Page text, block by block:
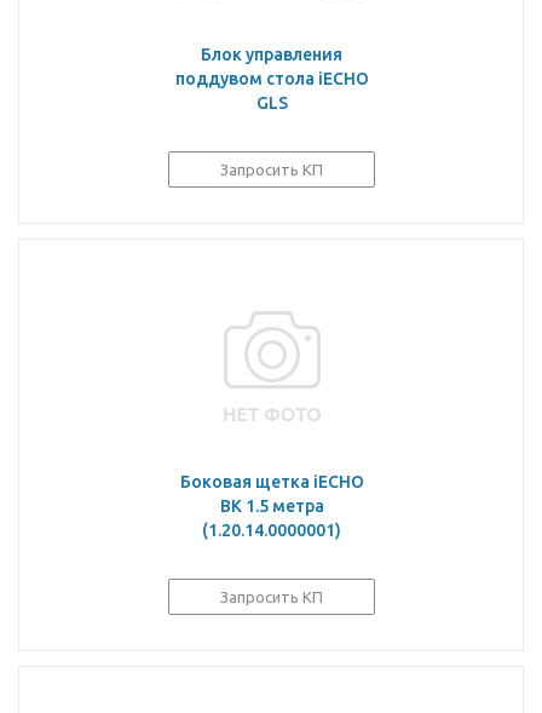
Блок управления
поддувом стола iECHO
GLS
Запросить КП
Боковая щетка iECHO
BK 1.5 метра
(1.20.14.0000001)
Запросить КП